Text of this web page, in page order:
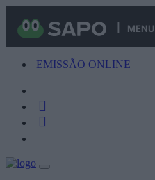
MENU
EMISSÃO ONLINE